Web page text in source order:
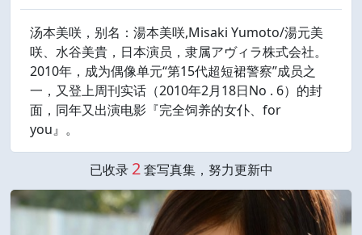
汤本美咲，别名：湯本美咲,Misaki Yumoto/湯元美
咲、水谷美貴，日本演员，隶属アヴィラ株式会社。
2010年，成为偶像单元“第15代超短裙警察”成员之
一，又登上周刊实话（2010年2月18日No . 6）的封
面，同年又出演电影『完全饲养的女仆、for
you』。
已收录 2套写真集，努力更新中